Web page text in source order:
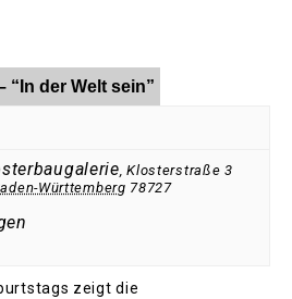
“In der Welt sein”
,Klosterstraße 3
Württemberg 78727
zeigt die